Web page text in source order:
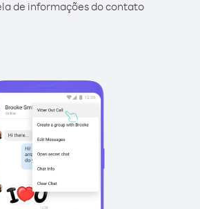
de informações do contato